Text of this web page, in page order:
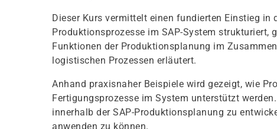
Dieser Kurs vermittelt einen fundierten Einstieg in
Produktionsprozesse im SAP-System strukturiert,
Funktionen der Produktionsplanung im
logistischen Prozessen erläutert.
Anhand praxisnaher Beispiele wird gezeigt, wie
Fertigungsprozesse im System unterstützt
innerhalb der SAP-Produktionsplanung zu
anwenden zu können.